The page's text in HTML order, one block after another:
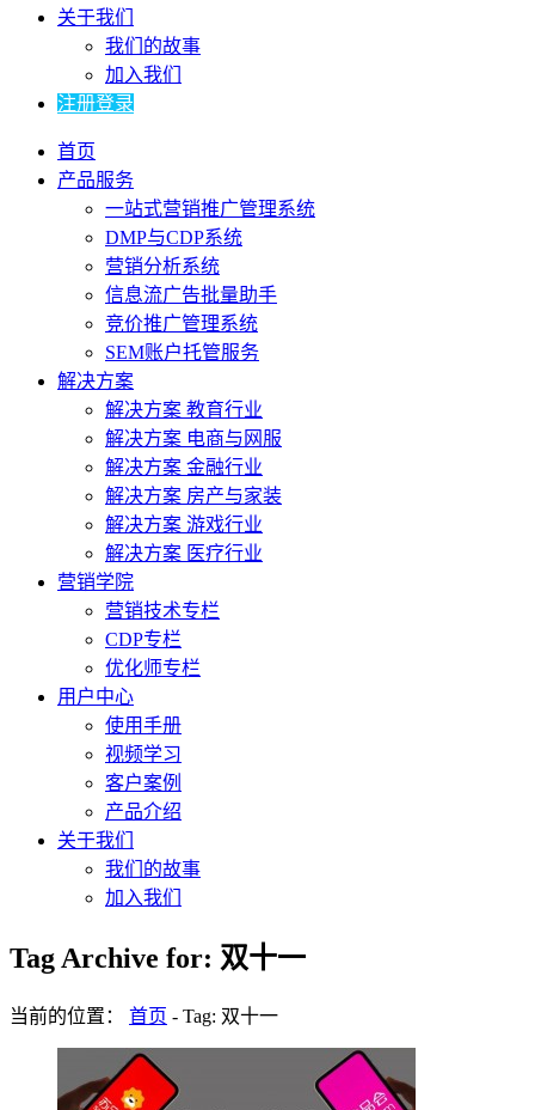
关于我们
我们的故事
加入我们
注册登录
首页
产品服务
一站式营销推广管理系统
DMP与CDP系统
营销分析系统
信息流广告批量助手
竞价推广管理系统
SEM账户托管服务
解决方案
解决方案 教育行业
解决方案 电商与网服
解决方案 金融行业
解决方案 房产与家装
解决方案 游戏行业
解决方案 医疗行业
营销学院
营销技术专栏
CDP专栏
优化师专栏
用户中心
使用手册
视频学习
客户案例
产品介绍
关于我们
我们的故事
加入我们
Tag Archive for: 双十一
当前的位置： 首页 - Tag: 双十一